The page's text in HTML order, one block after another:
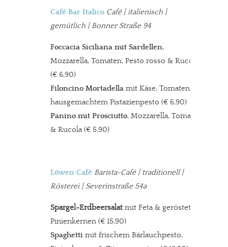
Café Bar Italico Café | italienisch |
gemütlich | Bonner Straße 94
Foccacia Siciliana mit Sardellen,
Mozzarella, Tomaten, Pesto rosso & Rucola
(€ 6,90)
Filoncino Mortadella mit Käse, Tomaten &
hausgemachtem Pistazienpesto (€ 6,90)
Panino mit Prosciutto, Mozzarella, Tomate
& Rucola (€ 5,90)
Löwen Café Barista-Café| traditionell |
Rösterei | Severinstraße 54a
Spargel-Erdbeersalat mit Feta & gerösteten
Pinienkernen (€ 15,90)
Spaghetti mit frischem Bärlauchpesto,